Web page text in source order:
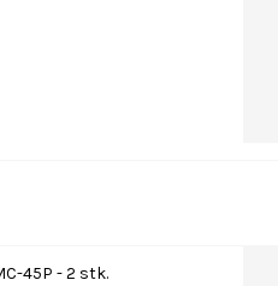
45P - 2 stk.